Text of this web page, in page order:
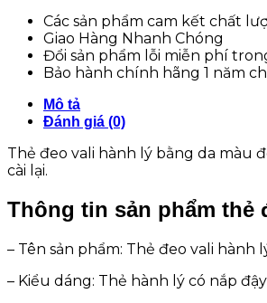
Các sản phẩm cam kết chất
Giao Hàng Nhanh Chóng
Đổi sản phẩm lỗi miễn phí
Bảo hành chính hãng 1 năm
Mô tả
Đánh giá (0)
Thẻ đeo vali hành lý bằng da màu
cài lại.
Thông tin sản phẩm thẻ
– Tên sản phẩm: Thẻ đeo vali hành
– Kiểu dáng: Thẻ hành lý có nắp đậy